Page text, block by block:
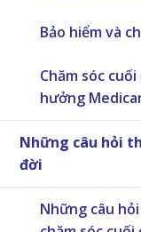
Bảo hiểm và
Chăm sóc
hưởng
Những câu hỏi
đời
Những câu